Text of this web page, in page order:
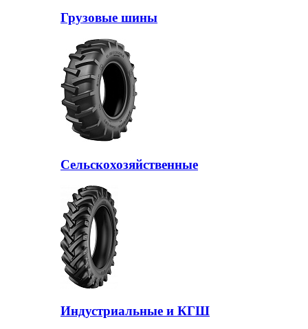
Грузовые шины
Сельскохозяйственные
Индустриальные и КГШ